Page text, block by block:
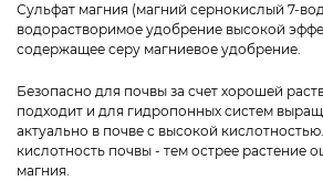
Сульфат магния (магний сернокислый 7-
водорастворимое удобрение высокой
содержащее серу магниевое удобрение.
Безопасно для почвы за счет хорошей
подходит и для гидропонных систем
актуально в почве с высокой
кислотность почвы - тем острее растение
магния.